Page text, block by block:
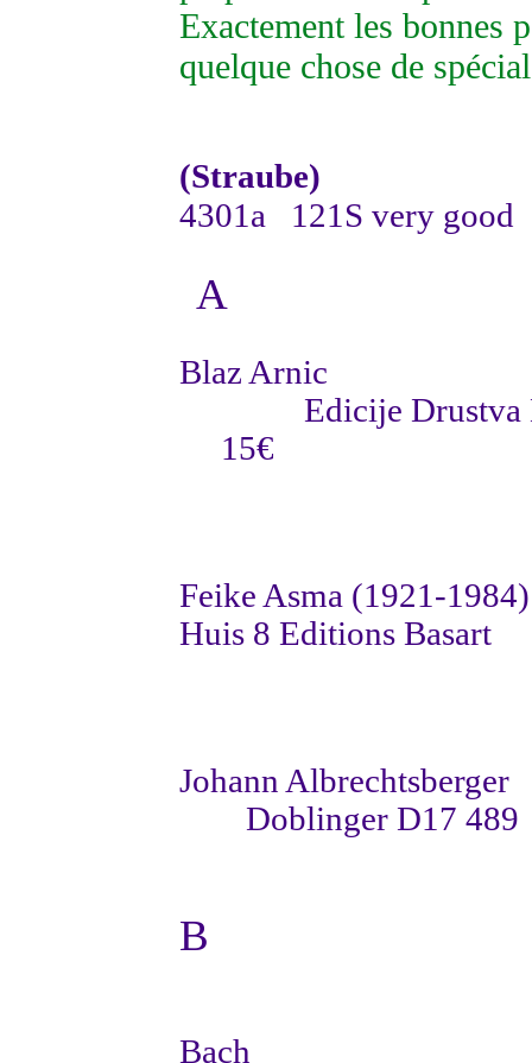
Exactement les bonnes
quelque chose de
(Straube)
4301a
121S very good
A
Blaz Arnic
Edicije
15€
Feike Asma (1921-1984)
Huis 8 Editions Basart
Johann Albrechtsberger
Doblinger D17 489
B
Bach